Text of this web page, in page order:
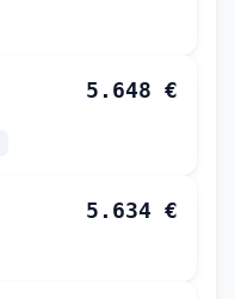
5.648 €
5.634 €